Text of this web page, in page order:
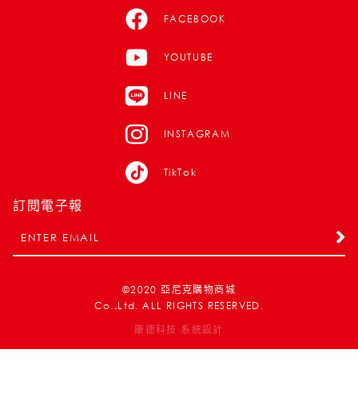
FACEBOOK
YOUTUBE
LINE
INSTAGRAM
TikTok
訂閱電子報
©2020 亞尼克購物商城
Co.,Ltd. ALL RIGHTS RESERVED.
康德科技 系統設計